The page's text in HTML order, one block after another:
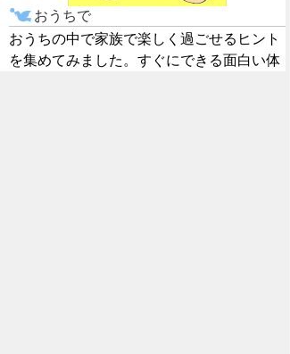
おうちで
おうちの中で家族で楽しく過ごせるヒント
を集めてみました。すぐにできる面白い体